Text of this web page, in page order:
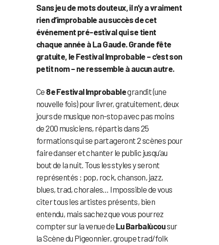
Sans jeu de mots douteux, il n’y a vraiment
rien d’improbable au succès de cet
événement pré-estival qui se tient
chaque année à La Gaude. Grande fête
gratuite, le Festival Improbable – c’est son
petit nom – ne ressemble à aucun autre.
Ce 8e Festival Improbablegrandit (une
nouvelle fois) pour livrer, gratuitement, deux
jours de musique non-stop avec pas moins
de 200 musiciens, répartis dans 25
formations qui se partageront 2 scènes pour
faire danser et chanter le public jusqu’au
bout de la nuit. Tous les styles y seront
représentés : pop, rock, chanson, jazz,
blues, trad, chorales… Impossible de vous
citer tous les artistes présents, bien
entendu, mais sachez que vous pourrez
compter sur la venue de Lu Barbalùcousur
la Scène du Pigeonnier, groupe trad/folk